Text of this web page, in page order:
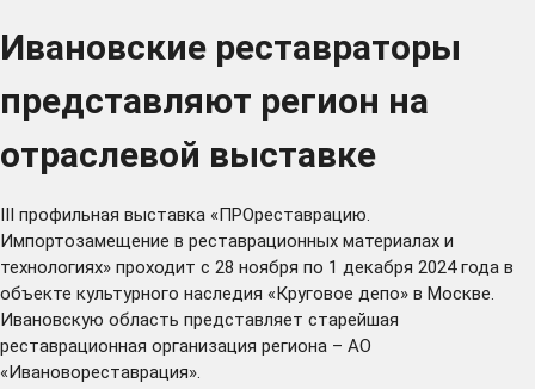
Ивановские реставраторы
представляют регион на
отраслевой выставке
III профильная выставка «ПРОреставрацию.
Импортозамещение в реставрационных материалах и
технологиях» проходит с 28 ноября по 1 декабря 2024 года в
объекте культурного наследия «Круговое депо» в Москве.
Ивановскую область представляет старейшая
реставрационная организация региона – АО
«Ивановореставрация».